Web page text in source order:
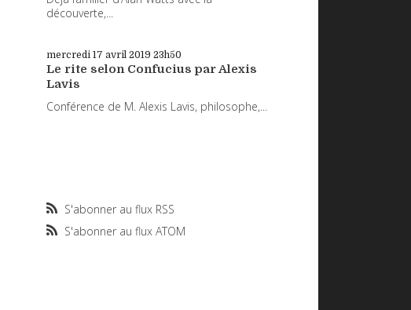
découverte,...
mercredi 17 avril 2019 23h50
Le rite selon Confucius par Alexis
Lavis
Conférence de M. Alexis Lavis, philosophe,...
S'abonner au flux RSS
S'abonner au flux ATOM